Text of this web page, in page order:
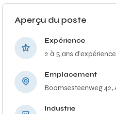
Aperçu du poste
Expérience
2 à 5 ans d'expérience
Emplacement
Boomsesteenweg 42,
Industrie